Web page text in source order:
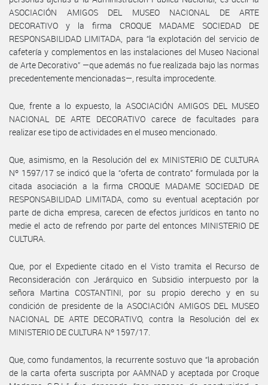
ASOCIACIÓN AMIGOS DEL MUSEO NACIONAL DE ARTE
DECORATIVO y la firma CROQUE MADAME SOCIEDAD DE
RESPONSABILIDAD LIMITADA, para “la explotación del servicio de
cafetería y complementos en las instalaciones del Museo Nacional
de Arte Decorativo” —que además no fue realizada bajo las normas
precedentemente mencionadas—, resulta improcedente.
Que, frente a lo expuesto, la ASOCIACIÓN AMIGOS DEL MUSEO
NACIONAL DE ARTE DECORATIVO carece de facultades para
realizar ese tipo de actividades en el museo mencionado.
Que, asimismo, en la Resolución del ex MINISTERIO DE CULTURA
Nº 1597/17 se indicó que la “oferta de contrato” formulada por la
citada asociación a la firma CROQUE MADAME SOCIEDAD DE
RESPONSABILIDAD LIMITADA, como su eventual aceptación por
parte de dicha empresa, carecen de efectos jurídicos en tanto no
medie el acto de refrendo por parte del entonces MINISTERIO DE
CULTURA.
Que, por el Expediente citado en el Visto tramita el Recurso de
Reconsideración con Jerárquico en Subsidio interpuesto por la
señora Martina COSTANTINI, por su propio derecho y en su
condición de presidente de la ASOCIACIÓN AMIGOS DEL MUSEO
NACIONAL DE ARTE DECORATIVO, contra la Resolución del ex
MINISTERIO DE CULTURA Nº 1597/17.
Que, como fundamentos, la recurrente sostuvo que “la aprobación
de la carta oferta suscripta por AAMNAD y aceptada por Croque